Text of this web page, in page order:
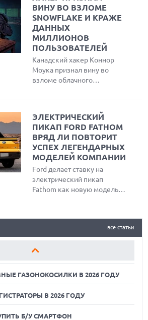
весом 798 г, ярким OLED-
дисплеем с частотой
обновления 120 Гц и
уникальным физическим
переключателем режима
конфиденциальности
Lingdun для защиты от
посторонних взглядов.
ВИНУ ВО ВЗЛОМЕ
SNOWFLAKE И КРАЖЕ
ДАННЫХ
МИЛЛИОНОВ
ПОЛЬЗОВАТЕЛЕЙ
Канадский хакер Коннор
Моука признал вину во
взломе облачного
165 компаний, включая
AT&T и Ticketmaster.
Злоумышленник похитил
информацию о миллионах
пользователей, получил
миллионы долларов выкупа
и продажи данных на
черном рынке, теперь он
ожидает строгого
ЭЛЕКТРИЧЕСКИЙ
ПИКАП FORD FATHOM
ВРЯД ЛИ ПОВТОРИТ
УСПЕХ ЛЕГЕНДАРНЫХ
МОДЕЛЕЙ КОМПАНИИ
Ford делает ставку на
электрический пикап
Fathom как новую модель-
около $30 тыс., аналитики
сомневаются в массовом
спроса на компактные
все статьи
Б/У СМАРТФОН
ГАЗОНОКОСИЛКИ В 2026 ГОДУ
В 2026 ГОДУ
Б/У СМАРТФОН